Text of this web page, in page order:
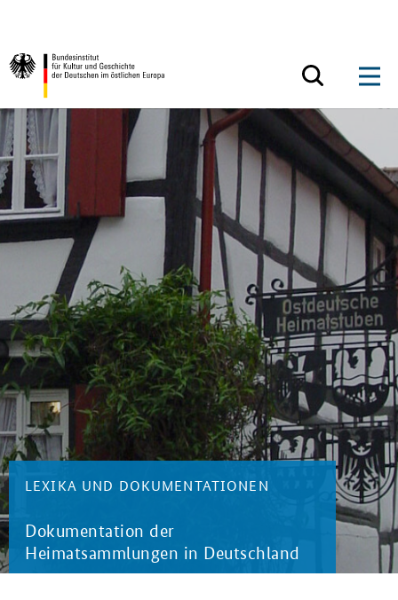
Zurück zur Startseite
LEXIKA UND DOKUMENTATIONEN
Dokumentation der
Heimatsammlungen in Deutschland